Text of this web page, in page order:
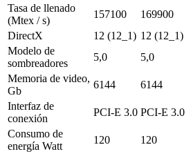
Tasa de llenado
(Mtex / s)
157100 169900
DirectX
12 (12_1) 12 (12_1)
Modelo de
sombreadores
5,0 5,0
Memoria de video,
Gb
6144 6144
Interfaz de
conexión
PCI-E 3.0 PCI-E 3.0
Consumo de
energía Watt
120 120